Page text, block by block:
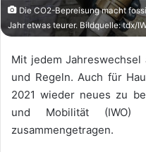
Die CO2-Bepreisung macht
Jahr etwas teurer. Bildquelle: tdx/
Mit jedem
und Regeln. Auch für
2021 wieder neues zu
und Mobilität (IWO)
zusammengetragen.